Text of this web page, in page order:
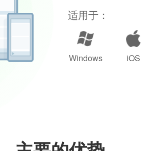
适用于：
Windows iOS